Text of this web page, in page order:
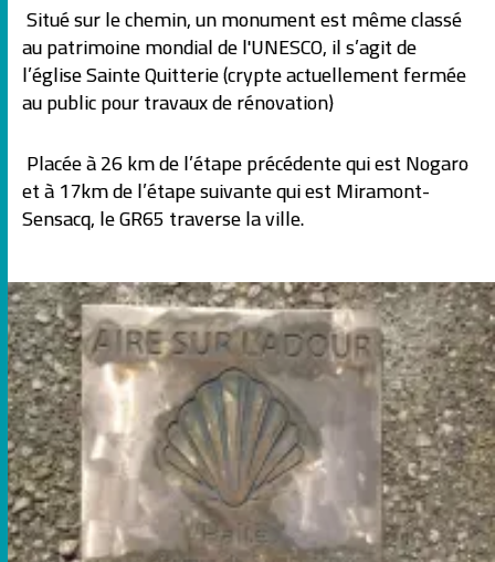
Situé sur le chemin, un monument est même classé
au patrimoine mondial de l'UNESCO, il s’agit de
l’église Sainte Quitterie (crypte actuellement fermée
au public pour travaux de rénovation)
Placée à 26 km de l’étape précédente qui est Nogaro
et à 17km de l’étape suivante qui est Miramont-
Sensacq, le GR65 traverse la ville.